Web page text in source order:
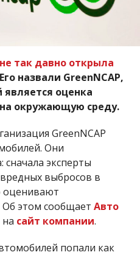
так давно открыла
назвали GreenNCAP,
является оценка
окружающую среду.
GreenNCAP
Они
сначала эксперты
выбросов в
оценивают
Об этом сообщает Авто
на сайт компании.
попали как